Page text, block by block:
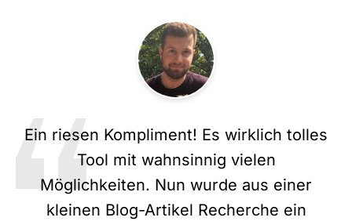
Ein riesen Kompliment! Es wirklich tolles
Tool mit wahnsinnig vielen
Möglichkeiten. Nun wurde aus einer
kleinen Blog-Artikel Recherche ein